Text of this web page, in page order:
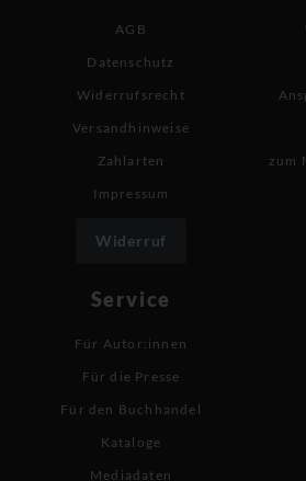
AGB
Datenschutz
Widerrufsrecht
Versandhinweise
Zahlarten
Impressum
Widerruf
zum
Service
Für Autor:innen
Für die Presse
Für den Buchhandel
Kataloge
Mediadaten